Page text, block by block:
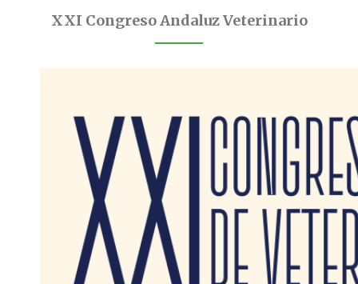
XXI Congreso Andaluz Veterinario